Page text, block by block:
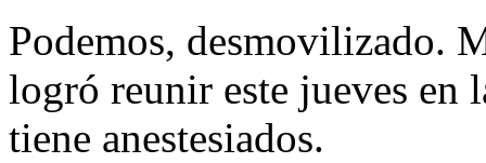
Podemos, desmovilizado.
logró reunir este jueves en
tiene anestesiados.